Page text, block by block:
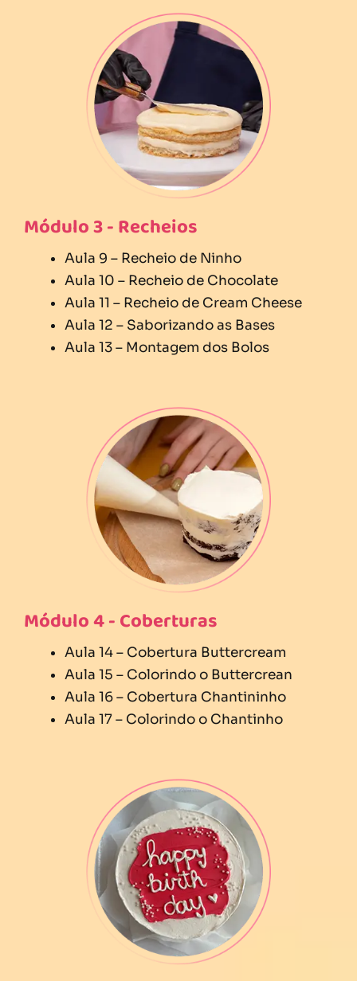
Módulo 3 - Recheios
Aula 9 – Recheio de Ninho
Aula 10 – Recheio de Chocolate
Aula 11 – Recheio de Cream Cheese
Aula 12 – Saborizando as Bases
Aula 13 – Montagem dos Bolos
Módulo 4 - Coberturas
Aula 14 – Cobertura Buttercream
Aula 15 – Colorindo o Buttercrean
Aula 16 – Cobertura Chantininho
Aula 17 – Colorindo o Chantinho